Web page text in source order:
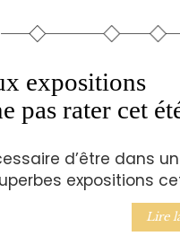
expositions
pas rater cet
d’être dans
expositions
Lire